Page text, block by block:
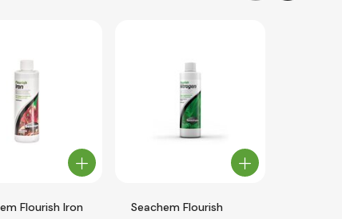
Flourish Iron
Seachem Flourish